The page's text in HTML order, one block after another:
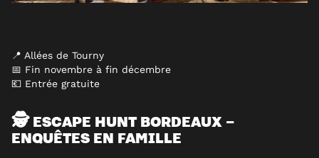
📍 Allées de Tourny
📅 Fin novembre à fin décembre
💶 Entrée gratuite
🕵️ ESCAPE HUNT BORDEAUX –
ENQUÊTES EN FAMILLE